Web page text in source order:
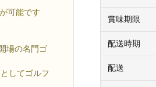
可能です
場の名門ゴ
してゴルフ
賞味期限
配送時期
配送